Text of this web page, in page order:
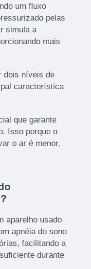
um fluxo
pelas
simula a
mais
dois níveis de
característica
que garante
Isso porque o
o ar é menor,
aparelho usado
apnéia do sono
facilitando a
durante